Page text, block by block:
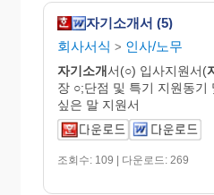
자기소개서 (5)
회사서식 > 인사/노무
자기소개서(○) 입사지원서(
장 ○;단점 및 특기 지원동기
싶은 말 지원서
조회수: 109 | 다운로드: 269